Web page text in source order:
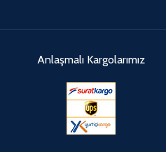
Anlaşmalı Kargolarımız